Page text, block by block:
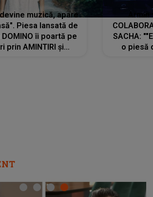
devine muzică, apare
Piesa lansată de
îi poartă pe
prin AMINTIRI și
SACHA:
o piesă